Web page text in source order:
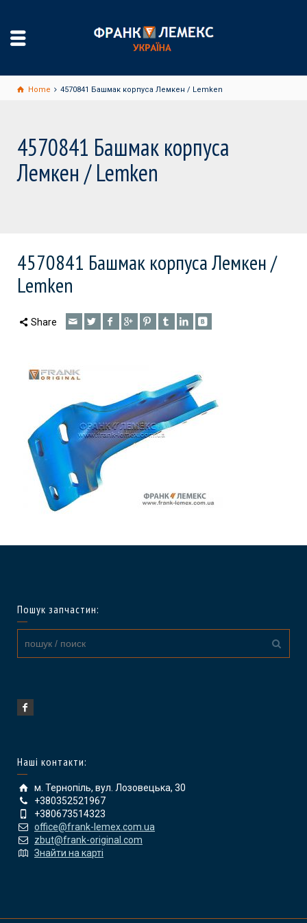
Home 4570841 Башмак корпуса Лемкен / Lemken
4570841 Башмак корпуса
Лемкен / Lemken
4570841 Башмак корпуса Лемкен /
Lemken
Share
Пошук запчастин:
Наші контакти:
м. Тернопіль, вул. Лозовецька, 30
+380352521967
+380673514323
office@frank-lemex.com.ua
zbut@frank-original.com
Знайти на карті